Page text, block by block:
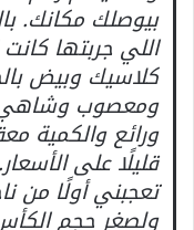
بيوصلك مكانك.
اللي جربتها
كلاسيك وبيض
ومعصوب وشاهي
ورائع والكمية
قليلًا على
تعجبني أولًا من
ولصغر حجم